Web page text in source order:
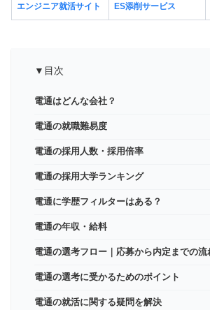
エンジニア就活サイト ES添削サービス
▼目次
電通はどんな会社？
電通の就職難易度
電通の採用人数・採用倍率
電通の採用大学ランキング
電通に学歴フィルターはある？
電通の年収・給料
電通の選考フロー｜応募から内定までの流
電通の選考に受かるためのポイント
電通の就活に関する疑問を解決